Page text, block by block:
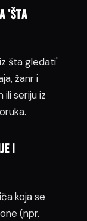
'šta
šta gledati'
žanr i
seriju iz
i
koja se
(npr.